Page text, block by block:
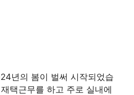
년의 봄이 벌써 시작되었습
택근무를 하고 주로 실내에